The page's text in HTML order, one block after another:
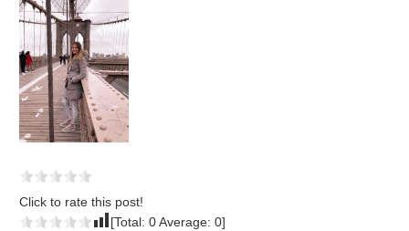
Click to rate this post!
[Total:0Average:0]